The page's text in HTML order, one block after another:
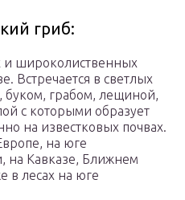
гриб:
и широколиственных
Встречается в светлых
буком, грабом, лещиной,
с которыми образует
на известковых почвах.
на юге
на Кавказе, Ближнем
в лесах на юге